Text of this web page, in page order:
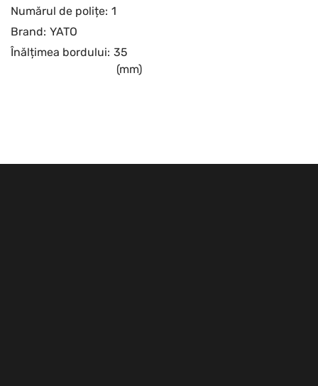
Numărul de polițe: 1
Brand: YATO
Înălțimea bordului: 35
(mm)